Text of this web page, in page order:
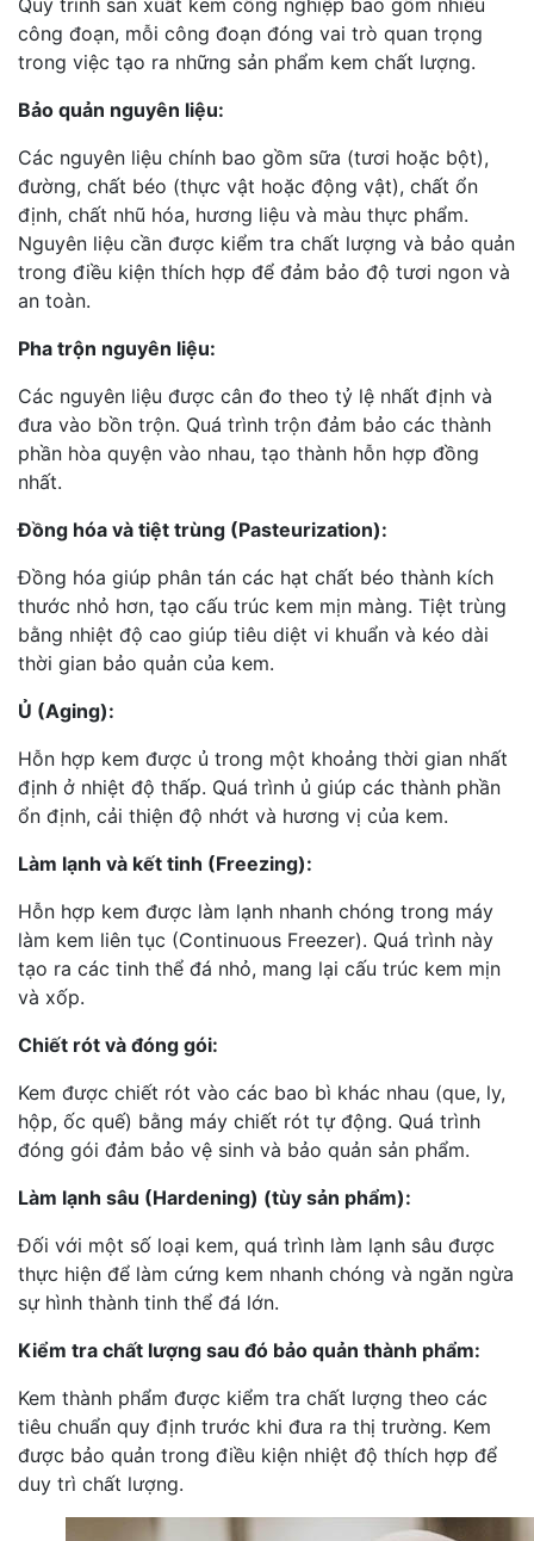
công đoạn, mỗi công đoạn đóng vai trò quan trọng
trong việc tạo ra những sản phẩm kem chất lượng.
Bảo quản nguyên liệu:
Các nguyên liệu chính bao gồm sữa (tươi hoặc bột),
đường, chất béo (thực vật hoặc động vật), chất ổn
định, chất nhũ hóa, hương liệu và màu thực phẩm.
Nguyên liệu cần được kiểm tra chất lượng và bảo quản
trong điều kiện thích hợp để đảm bảo độ tươi ngon và
an toàn.
Pha trộn nguyên liệu:
Các nguyên liệu được cân đo theo tỷ lệ nhất định và
đưa vào bồn trộn. Quá trình trộn đảm bảo các thành
phần hòa quyện vào nhau, tạo thành hỗn hợp đồng
nhất.
Đồng hóa và tiệt trùng (Pasteurization):
Đồng hóa giúp phân tán các hạt chất béo thành kích
thước nhỏ hơn, tạo cấu trúc kem mịn màng. Tiệt trùng
bằng nhiệt độ cao giúp tiêu diệt vi khuẩn và kéo dài
thời gian bảo quản của kem.
Ủ (Aging):
Hỗn hợp kem được ủ trong một khoảng thời gian nhất
định ở nhiệt độ thấp. Quá trình ủ giúp các thành phần
ổn định, cải thiện độ nhớt và hương vị của kem.
Làm lạnh và kết tinh (Freezing):
Hỗn hợp kem được làm lạnh nhanh chóng trong máy
làm kem liên tục (Continuous Freezer). Quá trình này
tạo ra các tinh thể đá nhỏ, mang lại cấu trúc kem mịn
và xốp.
Chiết rót và đóng gói:
Kem được chiết rót vào các bao bì khác nhau (que, ly,
hộp, ốc quế) bằng máy chiết rót tự động. Quá trình
đóng gói đảm bảo vệ sinh và bảo quản sản phẩm.
Làm lạnh sâu (Hardening) (tùy sản phẩm):
Đối với một số loại kem, quá trình làm lạnh sâu được
thực hiện để làm cứng kem nhanh chóng và ngăn ngừa
sự hình thành tinh thể đá lớn.
Kiểm tra chất lượng sau đó bảo quản thành phẩm:
Kem thành phẩm được kiểm tra chất lượng theo các
tiêu chuẩn quy định trước khi đưa ra thị trường. Kem
được bảo quản trong điều kiện nhiệt độ thích hợp để
duy trì chất lượng.